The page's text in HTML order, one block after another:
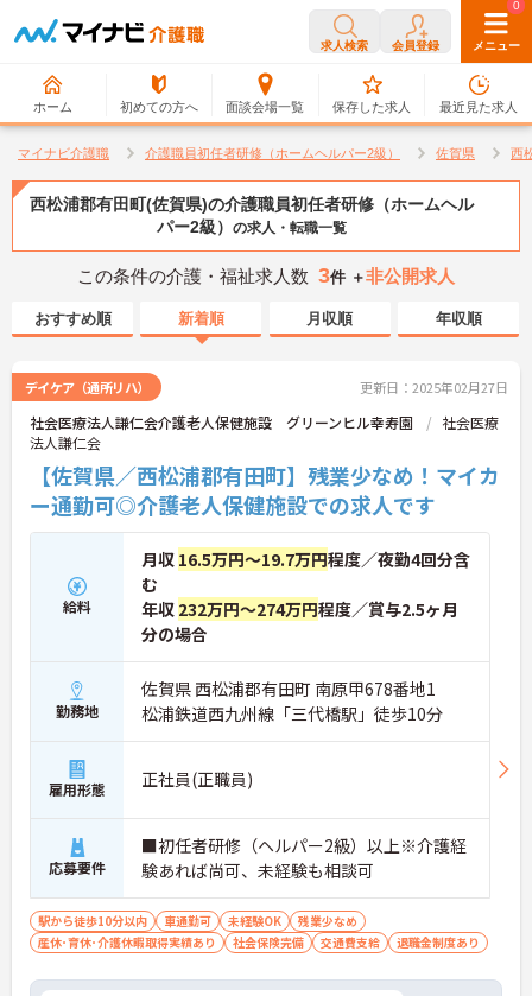
求人検索 会員登録 メニュー
ホーム 初めての方へ 面談会場一覧
0
保存した求人
0
最近見た求人
マイナビ介護職 介護職員初任者研修（ホームヘルパー2級） 佐賀県 西
西松浦郡有田町(佐賀県)の介護職員初任者研修（ホームヘル
パー2級） の求人・転職一覧
この条件の介護・福祉求人数 3件 ＋非公開求人
おすすめ順 新着順 月収順 年収順
デイケア（通所リハ） 更新日：2025年02月27日
社会医療法人謙仁会介護老人保健施設 グリーンヒル幸寿園
社会医療
法人謙仁会
【佐賀県／西松浦郡有田町】残業少なめ！マイカ
ー通勤可◎介護老人保健施設での求人です
給料
月収 16.5万円～19.7万円程度／夜勤4回分含
む
年収 232万円～274万円程度／賞与2.5ヶ月
分の場合
勤務地
佐賀県 西松浦郡有田町 南原甲678番地1
松浦鉄道西九州線「三代橋駅」徒歩10分
雇用形態 正社員(正職員)
応募要件
■初任者研修（ヘルパー2級）以上※介護経
験あれば尚可、未経験も相談可
駅から徒歩10分以内 車通勤可 未経験OK
残業少なめ
産休･育休･介護休暇取得実績あり
社会保険完備 交通費支給 退職金制度あり